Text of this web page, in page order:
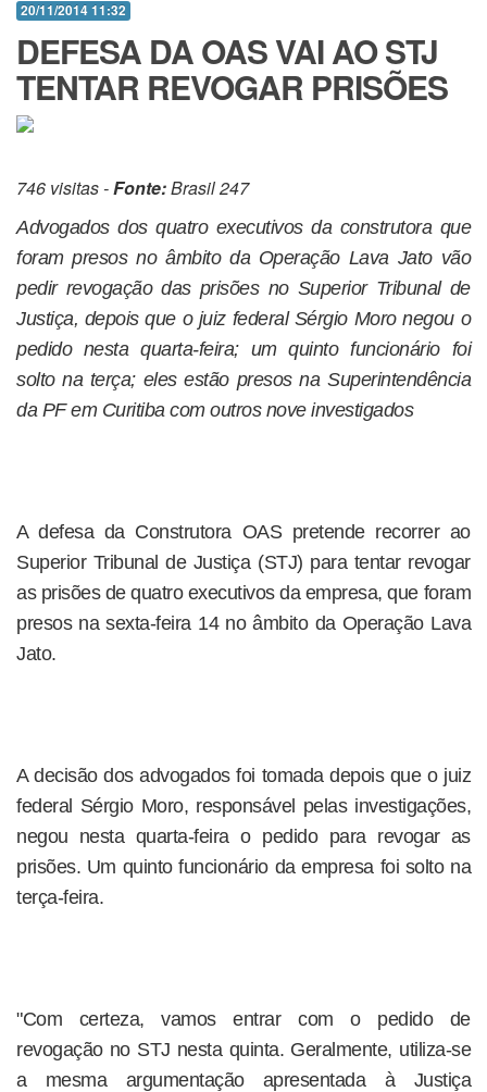
20/11/2014 11:32
DEFESA DA OAS VAI AO STJ
TENTAR REVOGAR PRISÕES
746 visitas -Fonte:Brasil 247
Advogados dos quatro executivos da construtora que
foram presos no âmbito da Operação Lava Jato vão
pedir revogação das prisões no Superior Tribunal de
Justiça, depois que o juiz federal Sérgio Moro negou o
pedido nesta quarta-feira; um quinto funcionário foi
solto na terça; eles estão presos na Superintendência
da PF em Curitiba com outros nove investigados
A defesa da Construtora OAS pretende recorrer ao
Superior Tribunal de Justiça (STJ) para tentar revogar
as prisões de quatro executivos da empresa, que foram
presos na sexta-feira 14 no âmbito da Operação Lava
Jato.
A decisão dos advogados foi tomada depois que o juiz
federal Sérgio Moro, responsável pelas investigações,
negou nesta quarta-feira o pedido para revogar as
prisões. Um quinto funcionário da empresa foi solto na
terça-feira.
"Com certeza, vamos entrar com o pedido de
revogação no STJ nesta quinta. Geralmente, utiliza-se
a mesma argumentação apresentada à Justiça